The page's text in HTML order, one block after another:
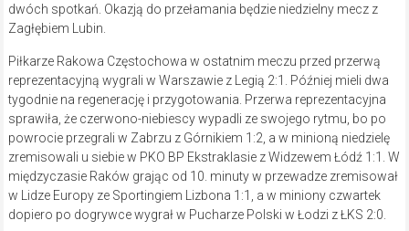
dwóch spotkań. Okazją do przełamania będzie niedzielny mecz z
Zagłębiem Lubin.
Piłkarze Rakowa Częstochowa w ostatnim meczu przed przerwą
reprezentacyjną wygrali w Warszawie z Legią 2:1. Później mieli dwa
tygodnie na regenerację i przygotowania. Przerwa reprezentacyjna
sprawiła, że czerwono-niebiescy wypadli ze swojego rytmu, bo po
powrocie przegrali w Zabrzu z Górnikiem 1:2, a w minioną niedzielę
zremisowali u siebie w PKO BP Ekstraklasie z Widzewem Łódź 1:1. W
międzyczasie Raków grając od 10. minuty w przewadze zremisował
w Lidze Europy ze Sportingiem Lizbona 1:1, a w miniony czwartek
dopiero po dogrywce wygrał w Pucharze Polski w Łodzi z ŁKS 2:0.